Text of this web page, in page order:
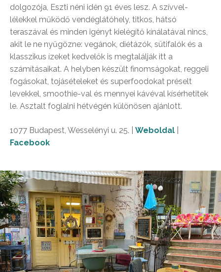
dolgozója, Eszti néni idén 91 éves lesz. A szívvel-
lélekkel működő vendéglátóhely, titkos, hátsó
teraszával és minden igényt kielégítő kínálatával nincs,
akit le ne nyűgözne: vegánok, diétázók, sütifalók és a
klasszikus ízeket kedvelők is megtalálják itt a
számításaikat. A helyben készült finomságokat, reggeli
fogásokat, tojásételeket és superfoodokat préselt
levekkel, smoothie-val és mennyei kávéval kísérhetitek
le. Asztalt foglalni hétvégén különösen ajánlott.
1077 Budapest, Wesselényi u. 25. | Weboldal
Facebook